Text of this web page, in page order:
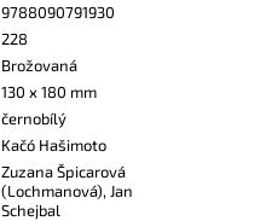
9788090791930
228
Brožovaná
130 x 180 mm
černobílý
Kačó Hašimoto
Zuzana Špicarová
(Lochmanová), Jan
Schejbal